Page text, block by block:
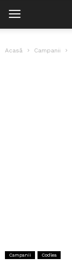
Acasă Campanii
Campanii Codlea